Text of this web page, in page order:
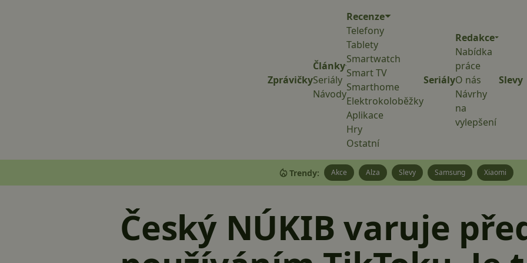
Zprávičky
Články
Seriály
Návody
Recenze
Telefony
Tablety
Smartwatch
Smart TV
Smarthome
Elektrokoloběžky
Aplikace
Hry
Ostatní
Seriály
Redakce
Nabídka
práce
O nás
Návrhy
na
vylepšení
Slevy
Trendy: Akce Alza Slevy Samsung Xiaomi
Český NÚKIB varuje